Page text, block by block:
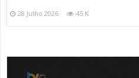
28 Julho 2026 45 K